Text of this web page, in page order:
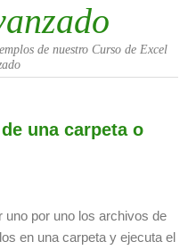
de nuestro Curso de Excel
una carpeta o
uno por uno los archivos de
en una carpeta y ejecuta el